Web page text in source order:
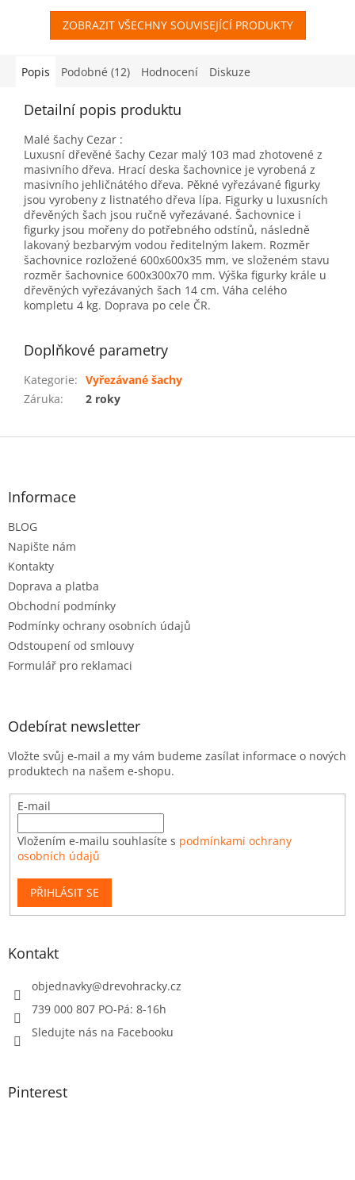
ZOBRAZIT VŠECHNY SOUVISEJÍCÍ PRODUKTY
Popis Podobné (12) Hodnocení Diskuze
Detailní popis produktu
Malé šachy Cezar :
Luxusní dřevěné šachy Cezar malý 103 mad zhotovené z
masivního dřeva. Hrací deska šachovnice je vyrobená z
masivního jehličnátého dřeva. Pěkné vyřezávané figurky
jsou vyrobeny z listnatého dřeva lípa. Figurky u luxusních
dřevěných šach jsou ručně vyřezávané. Šachovnice i
figurky jsou mořeny do potřebného odstínů, následně
lakovaný bezbarvým vodou ředitelným lakem. Rozměr
šachovnice rozložené 600x600x35 mm, ve složeném stavu
rozměr šachovnice 600x300x70 mm. Výška figurky krále u
dřevěných vyřezávaných šach 14 cm. Váha celého
kompletu 4 kg. Doprava po cele ČR.
Doplňkové parametry
Kategorie: Vyřezávané šachy
Záruka: 2 roky
Z
Informace
BLOG
Napište nám
Kontakty
Doprava a platba
Obchodní podmínky
Podmínky ochrany osobních údajů
Odstoupení od smlouvy
Formulář pro reklamaci
Odebírat newsletter
Vložte svůj e-mail a my vám budeme zasílat informace o nových
produktech na našem e-shopu.
E-mail
Vložením e-mailu souhlasíte s podmínkami ochrany
osobních údajů
PŘIHLÁSIT SE
Kontakt
objednavky@drevohracky.cz
739 000 807 PO-Pá: 8-16h
Sledujte nás na Facebooku
Pinterest